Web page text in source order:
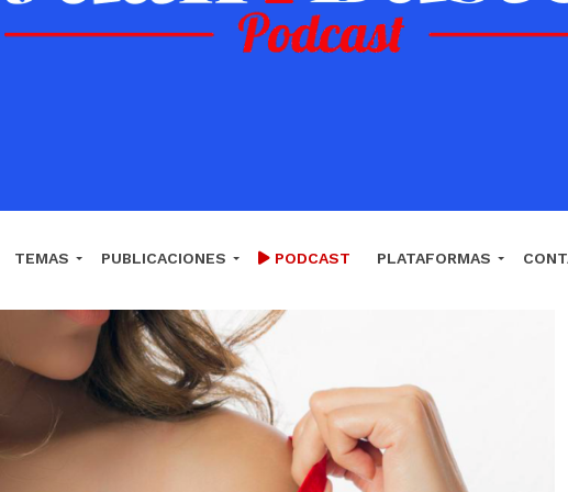
TEMAS PUBLICACIONES PODCAST PLATAFORMAS